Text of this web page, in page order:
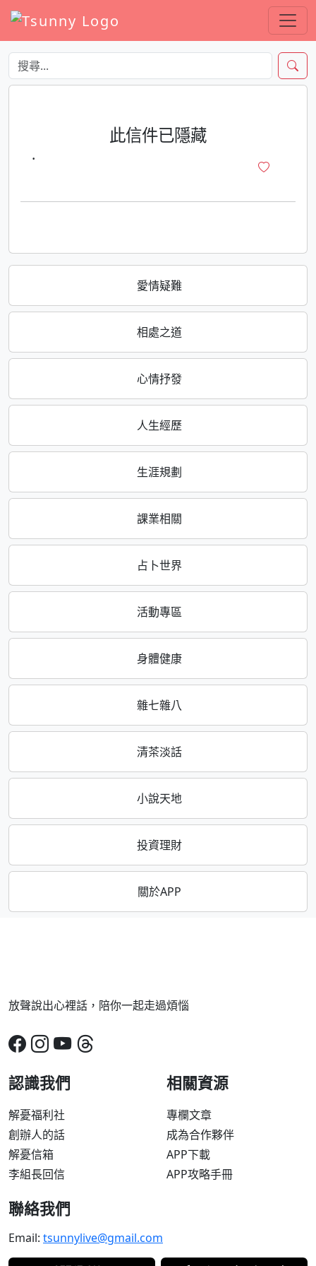
愛情疑難
相處之道
心情抒發
人生經歷
生涯規劃
課業相關
占卜世界
活動專區
身體健康
雜七雜八
清茶淡話
小說天地
投資理財
關於APP
此信件已隱藏
·
放聲說出心裡話，陪你一起走過煩惱
認識我們
解憂福利社
創辦人的話
解憂信箱
李組長回信
相關資源
專欄文章
成為合作夥伴
APP下載
APP攻略手冊
聯絡我們
Email: tsunnylive@gmail.com